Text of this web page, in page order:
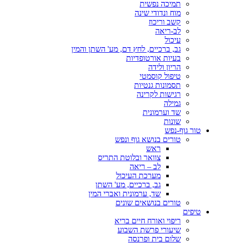
תמיכה נפשית
מוח ונדודי שינה
קשב וריכוז
לב-ריאה
עיכול
גב, ברכיים, לחץ דם, מע' השתן והמין
בעיות אורטופדיות
הריון ולידה
טיפול קוסמטי
תסמונות גנטיות
רגישות לקרינה
גמילה
שד וערמונית
שונות
טור גוף-נפש
טורים בנושא גוף ונפש
ראש
צוואר ובלוטת התריס
לב – ריאה
מערכת העיכול
גב, ברכיים, מע' השתן
שד, ערמונית ואברי המין
טורים בנושאים שונים
טיפים
ריפוי ואורח חיים בריא
שיעורי פרשת השבוע
שלום בית ופרנסה